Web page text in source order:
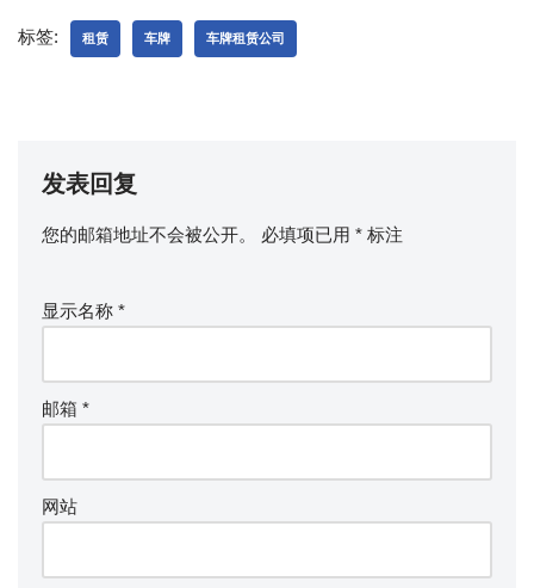
标签: 租赁 车牌 车牌租赁公司
发表回复
您的邮箱地址不会被公开。 必填项已用 * 标注
显示名称 *
邮箱 *
网站